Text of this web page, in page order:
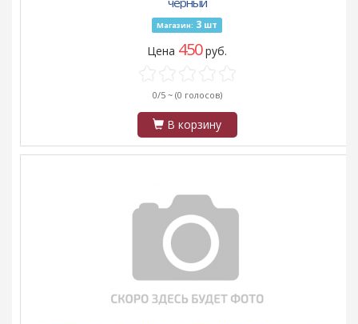
Магазин: 3 шт
Цена 450руб.
0/5 ~ (0 голосов)
В корзину